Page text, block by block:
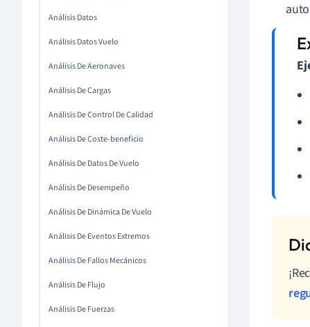
Análisis Datos
Análisis Datos Vuelo
Análisis De Aeronaves
Análisis De Cargas
Análisis De Control De Calidad
Análisis De Coste-beneficio
Análisis De Datos De Vuelo
Análisis De Desempeño
Análisis De Dinámica De Vuelo
Análisis De Eventos Extremos
Análisis De Fallos Mecánicos
Análisis De Flujo
Análisis De Fuerzas